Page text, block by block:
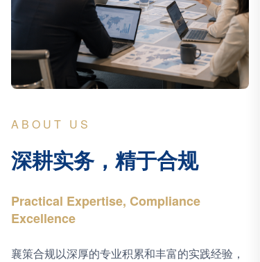
ABOUT US
深耕实务，精于合规
Practical Expertise, Compliance
Excellence
襄策合规以深厚的专业积累和丰富的实践经验，